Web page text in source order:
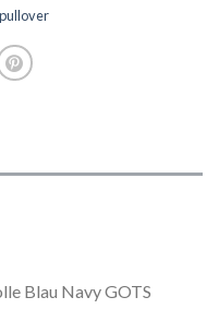
Blau Navy GOTS